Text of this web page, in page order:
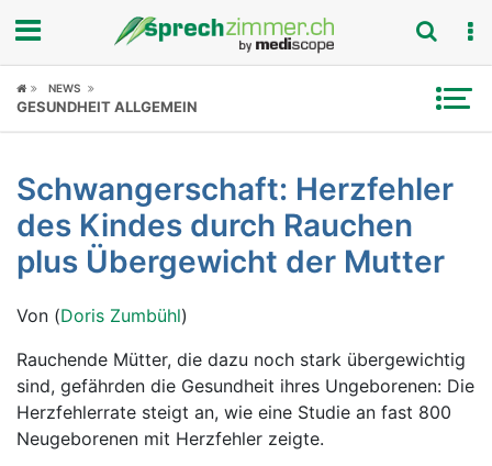
Fokus
Symptome
Untersuchungen
News
Ratgeber
Rubriken
NEWS
GESUNDHEIT ALLGEMEIN
Schwangerschaft: Herzfehler
des Kindes durch Rauchen
plus Übergewicht der Mutter
Von (Doris Zumbühl)
Rauchende Mütter, die dazu noch stark übergewichtig
sind, gefährden die Gesundheit ihres Ungeborenen: Die
Herzfehlerrate steigt an, wie eine Studie an fast 800
Neugeborenen mit Herzfehler zeigte.